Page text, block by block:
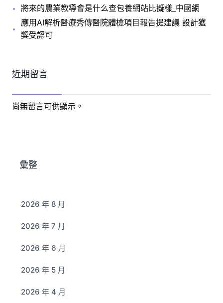
將來的農業教導會是什么查包養網站比擬樣_中國網
應用AI解析醫療秀傳醫院體檢項目報告提建議 設計獲
獎受認可
近期留言
尚無留言可供顯示。
彙整
2026 年 8 月
2026 年 7 月
2026 年 6 月
2026 年 5 月
2026 年 4 月